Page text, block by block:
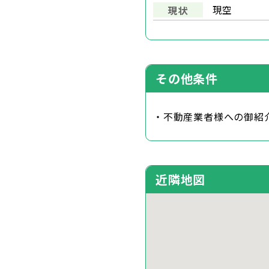
現状
現空
その他条件
・不動産業者様への御紹
近隣地図